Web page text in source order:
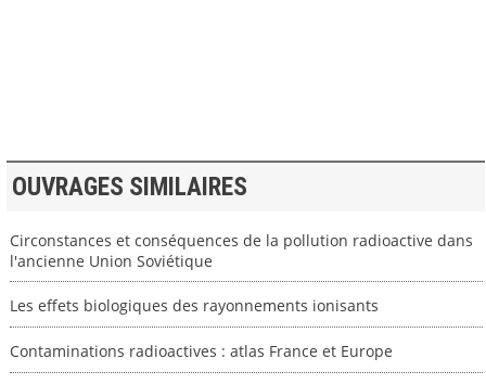
OUVRAGES SIMILAIRES
Circonstances et conséquences de la pollution radioactive dans
l'ancienne Union Soviétique
Les effets biologiques des rayonnements ionisants
Contaminations radioactives : atlas France et Europe